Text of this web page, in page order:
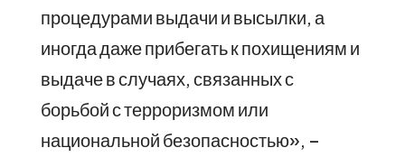
процедурами выдачи и высылки, а
иногда даже прибегать к похищениям и
выдаче в случаях, связанных с
борьбой с терроризмом или
национальной безопасностью», –